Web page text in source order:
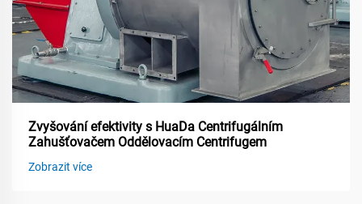
Zvyšování efektivity s HuaDa Centrifugálním
Zahušťovačem Oddělovacím Centrifugem
Zobrazit více